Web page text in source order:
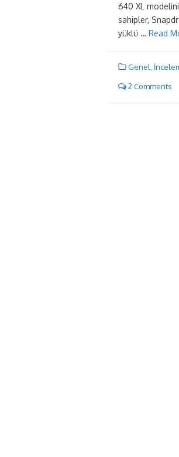
640 XL
sahipler,
yüklü … Read
Genel
2 Comments